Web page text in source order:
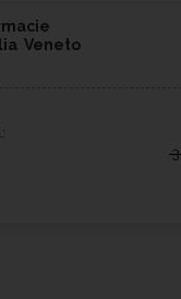
Veneto